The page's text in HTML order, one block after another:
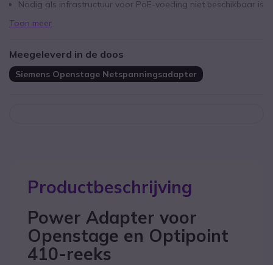
Nodig als infrastructuur voor PoE-voeding niet beschikbaar is
Toon meer
Meegeleverd in de doos
Siemens Openstage Netspanningsadapter
Productbeschrijving
Power Adapter voor
Openstage en Optipoint
410-reeks